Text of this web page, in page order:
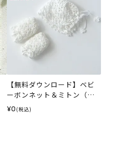
【無料ダウンロード】ベビ
ーボンネット＆ミトン（レ
シピ）
¥0 (税込)